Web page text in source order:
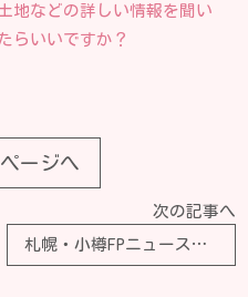
地などの詳しい情報を聞い
らいいですか？
ージへ
次の記事へ
札幌・小樽FPニュース【相続する財産が不動産だけで相続税を納めるお金がないかも。今からできる対策は？】